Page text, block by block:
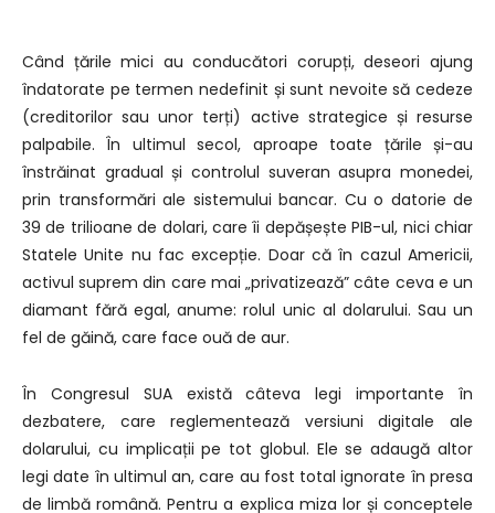
Când țările mici au conducători corupți, deseori ajung
îndatorate pe termen nedefinit și sunt nevoite să cedeze
(creditorilor sau unor terți) active strategice și resurse
palpabile. În ultimul secol, aproape toate țările și-au
înstrăinat gradual și controlul suveran asupra monedei,
prin transformări ale sistemului bancar. Cu o datorie de
39 de trilioane de dolari, care îi depășește PIB-ul, nici chiar
Statele Unite nu fac excepție. Doar că în cazul Americii,
activul suprem din care mai „privatizează” câte ceva e un
diamant fără egal, anume: rolul unic al dolarului. Sau un
fel de găină, care face ouă de aur.
În Congresul SUA există câteva legi importante în
dezbatere, care reglementează versiuni digitale ale
dolarului, cu implicații pe tot globul. Ele se adaugă altor
legi date în ultimul an, care au fost total ignorate în presa
de limbă română. Pentru a explica miza lor și conceptele